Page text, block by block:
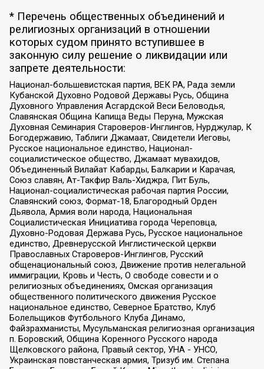
* Перечень общественных объединений и
религиозных организаций в отношении
которых судом принято вступившее в
законную силу решение о ликвидации или
запрете деятельности:
Национал-большевистская партия, ВЕК РА, Рада земли
Кубанской Духовно Родовой Державы Русь, Община
Духовного Управления Асгардской Веси Беловодья,
Славянская Община Капища Веды Перуна, Мужская
Духовная Семинария Староверов-Инглингов, Нурджулар, К
Богодержавию, Таблиги Джамаат, Свидетели Иеговы,
Русское национальное единство, Национал-
социалистическое общество, Джамаат мувахидов,
Объединенный Вилайат Кабарды, Балкарии и Карачая,
Союз славян, Ат-Такфир Валь-Хиджра, Пит Буль,
Национал-социалистическая рабочая партия России,
Славянский союз, Формат-18, Благородный Орден
Дьявола, Армия воли народа, Национальная
Социалистическая Инициатива города Череповца,
Духовно-Родовая Держава Русь, Русское национальное
единство, Древнерусской Инглистической церкви
Православных Староверов-Инглингов, Русский
общенациональный союз, Движение против нелегальной
иммиграции, Кровь и Честь, О свободе совести и о
религиозных объединениях, Омская организация
общественного политического движения Русское
национальное единство, Северное Братство, Клуб
Болельщиков Футбольного Клуба Динамо,
Файзрахманисты, Мусульманская религиозная организация
п. Боровский, Община Коренного Русского народа
Щелковского района, Правый сектор, УНА - УНСО,
Украинская повстанческая армия, Тризуб им. Степана